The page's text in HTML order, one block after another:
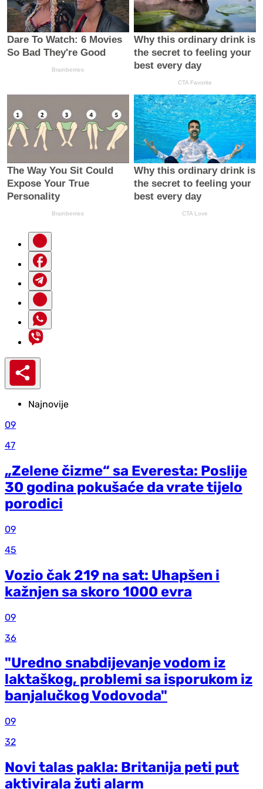
Najnovije
09
47
„Zelene čizme“ sa Everesta: Poslije
30 godina pokušaće da vrate tijelo
porodici
09
45
Vozio čak 219 na sat: Uhapšen i
kažnjen sa skoro 1000 evra
09
36
"Uredno snabdijevanje vodom iz
laktaškog, problemi sa isporukom iz
banjalučkog Vodovoda"
09
32
Novi talas pakla: Britanija peti put
aktivirala žuti alarm